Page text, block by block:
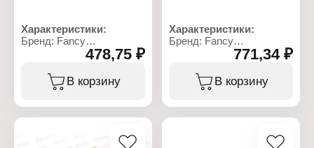
Характеристики:
Бренд: Fancy
Артикул: DKOT1
Тип товара: Мягкая
игрушка
Модель: "Кот"
478,75 ₽
В корзину
Характеристики:
Бренд: Fancy
Артикул: KAIK1
Тип товара: Мягкая
игрушка
Модель: "Котик Кацуми"
771,34 ₽
В корзину